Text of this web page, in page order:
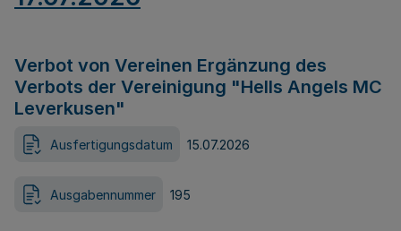
Verbot von Vereinen Ergänzung des
Verbots der Vereinigung "Hells Angels MC
Leverkusen"
Ausfertigungsdatum 15.07.2026
Ausgabennummer 195